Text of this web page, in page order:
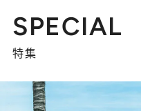
SPECIAL
特集